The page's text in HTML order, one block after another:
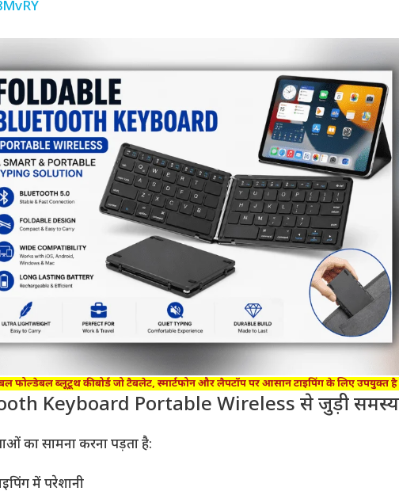
फोल्डेबल ब्लूटूथ कीबोर्ड जो टैबलेट, स्मार्टफोन और लैपटॉप पर आसान टाइपिंग के लिए उपयुक्त
Keyboard Portable Wireless से जुड़ी
का सामना करना पड़ता है:
में परेशानी